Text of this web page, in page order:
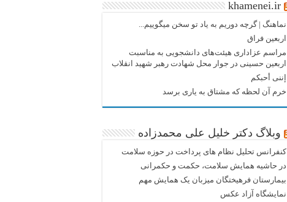
khamenei.ir
نماهنگ |‌ گرچه دوریم به یاد تو سخن میگوییم...
اربعین فراق
مراسم عزاداری هیئت‌های دانشجویی به مناسبت
اربعین حسینی در جوار محل شهادت رهبر شهید انقلاب
إننی أحبکم
خرم آن لحظه که مشتاق به یاری برسد
وبلاگ دکتر خلیل علی محمدزاده
کنفرانس تحلیل نظام های پرداخت در حوزه سلامت
در حاشیه همایش سلامت، حکمت و حکمرانی
بیمارستان فرهیختگان میزبان یک همایش مهم
نمایشگاه آزاد عکس